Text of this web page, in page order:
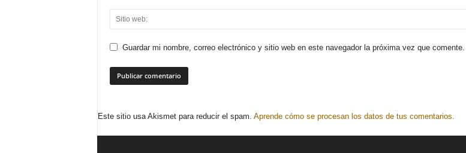
Guardar mi nombre, correo electrónico y sitio web en este navegador la próxima vez que comente.
Este sitio usa Akismet para reducir el spam. Aprende cómo se procesan los datos de tus comentarios.